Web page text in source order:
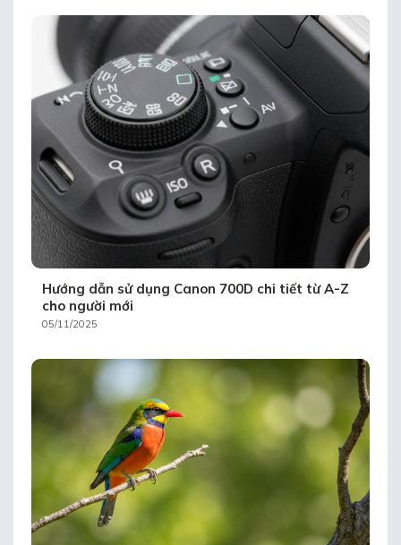
Hướng dẫn sử dụng Canon 700D chi tiết từ A-Z
cho người mới
05/11/2025